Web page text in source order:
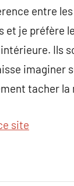
entre
et je préfère
Ils
imaginer
tacher
site